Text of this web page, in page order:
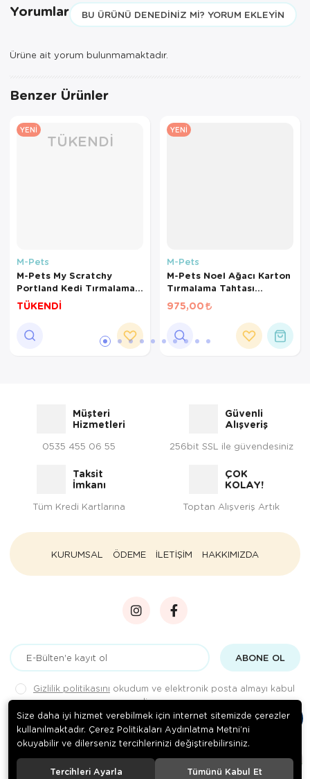
Yorumlar BU ÜRÜNÜ DENEDINIZ MI? YORUM EKLEYIN
Ürüne ait yorum bulunmamaktadır.
Benzer Ürünler
TÜKENDI
YENI
M-Pets
M-Pets My Scratchy
Portland Kedi Tırmalama
Kartonu 42,5x 24x10 cm
(Beyaz)
TÜKENDİ
YENI
M-Pets
M-Pets Noel Ağacı Karton
Tırmalama Tahtası
42x32x5cm
975,00
Müşteri
Hizmetleri
0535 455 06 55
Güvenli
Alışveriş
256bit SSL ile güvendesiniz
Taksit
İmkanı
Tüm Kredi Kartlarına
ÇOK
KOLAY!
Toptan Alışveriş Artık
KURUMSAL ÖDEME İLETİŞİM HAKKIMIZDA
ABONE OL
Gizlilik politikasını okudum ve elektronik posta almayı kabul
ediyorum.
. Tüm hakları saklıdır.
Size daha iyi hizmet verebilmek için internet sitemizde çerezler
kullanılmaktadır. Çerez Politikaları Aydınlatma Metni’ni
okuyabilir ve dilerseniz tercihlerinizi değiştirebilirsiniz.
Tercihleri Ayarla Tümünü Kabul Et